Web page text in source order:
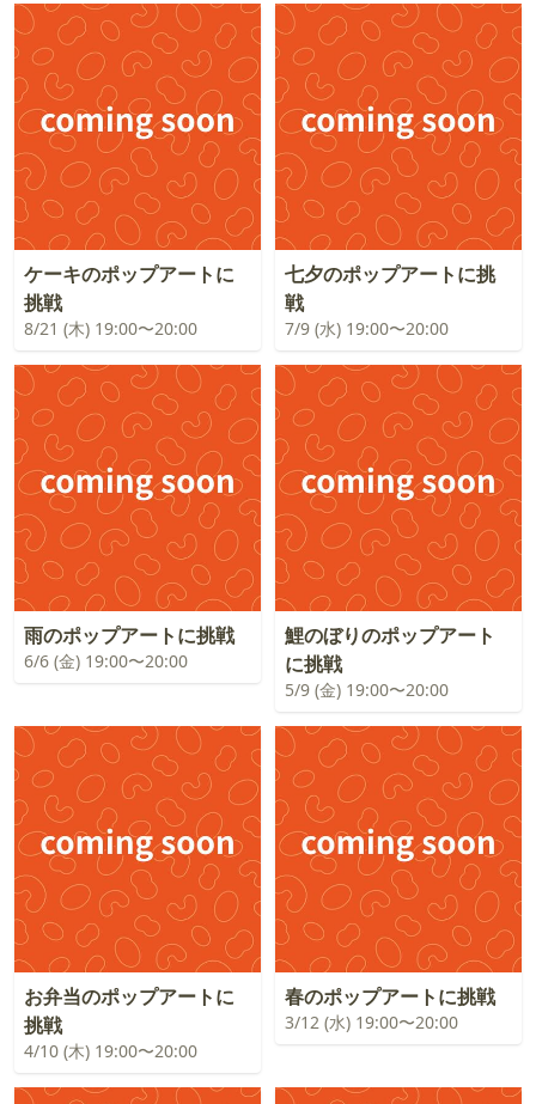
ケーキのポップアートに
挑戦
8/21 (木) 19:00〜20:00
七夕のポップアートに挑
戦
7/9 (水) 19:00〜20:00
雨のポップアートに挑戦
6/6 (金) 19:00〜20:00
鯉のぼりのポップアート
に挑戦
5/9 (金) 19:00〜20:00
お弁当のポップアートに
挑戦
4/10 (木) 19:00〜20:00
春のポップアートに挑戦
3/12 (水) 19:00〜20:00